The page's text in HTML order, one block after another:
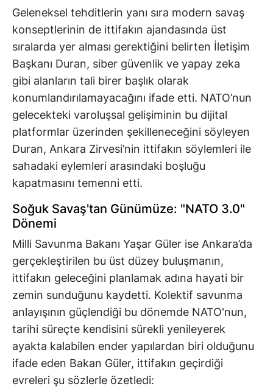
Geleneksel tehditlerin yanı sıra modern savaş
konseptlerinin de ittifakın ajandasında üst
sıralarda yer alması gerektiğini belirten İletişim
Başkanı Duran, siber güvenlik ve yapay zeka
gibi alanların tali birer başlık olarak
konumlandırılamayacağını ifade etti. NATO’nun
gelecekteki varoluşsal gelişiminin bu dijital
platformlar üzerinden şekilleneceğini söyleyen
Duran, Ankara Zirvesi’nin ittifakın söylemleri ile
sahadaki eylemleri arasındaki boşluğu
kapatmasını temenni etti.
Soğuk Savaş'tan Günümüze: "NATO 3.0"
Dönemi
Milli Savunma Bakanı Yaşar Güler ise Ankara’da
gerçekleştirilen bu üst düzey buluşmanın,
ittifakın geleceğini planlamak adına hayati bir
zemin sunduğunu kaydetti. Kolektif savunma
anlayışının güçlendiği bu dönemde NATO'nun,
tarihi süreçte kendisini sürekli yenileyerek
ayakta kalabilen ender yapılardan biri olduğunu
ifade eden Bakan Güler, ittifakın geçirdiği
evreleri şu sözlerle özetledi: